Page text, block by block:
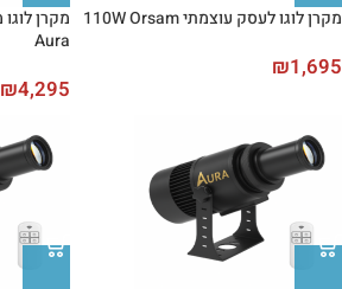
מקרן לוגו לעסק עוצמתי 110W Orsam
₪1,695
Aura
₪4,295